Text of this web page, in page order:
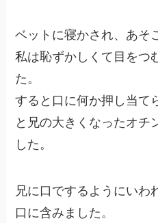
ベットに寝かされ、あそ
私は恥ずかしくて目をつ
た。
すると口に何か押し当て
と兄の大きくなったオチ
した。
兄に口でするようにいわ
口に含みました。